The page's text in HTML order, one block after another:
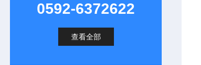
0592-6372622
查看全部